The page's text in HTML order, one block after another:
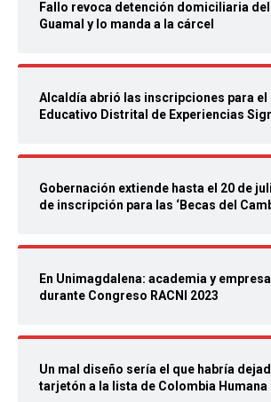
Fallo revoca detención domiciliaria
Guamal y lo manda a la cárcel
Alcaldía abrió las inscripciones para el
Educativo Distrital de Experiencias
Gobernación extiende hasta el 20 de
de inscripción para las ‘Becas del
En Unimagdalena: academia y
durante Congreso RACNI 2023
Un mal diseño sería el que habría
tarjetón a la lista de Colombia Humana